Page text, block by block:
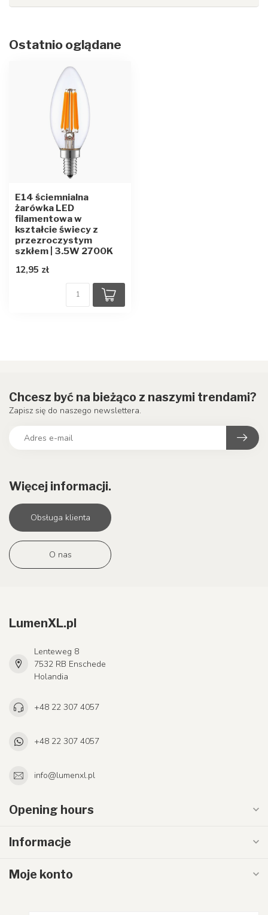
Ostatnio oglądane
E14 ściemnialna
żarówka LED
filamentowa w
kształcie świecy z
przezroczystym
szkłem | 3.5W 2700K
12,95 zł
Więcej informacji.
Obsługa klienta
O nas
Chcesz być na bieżąco z naszymi trendami?
Zapisz się do naszego newslettera.
LumenXL.pl
Lenteweg 8
7532 RB Enschede
Holandia
+48 22 307 4057
+48 22 307 4057
info@lumenxl.pl
Opening hours
Informacje
Moje konto